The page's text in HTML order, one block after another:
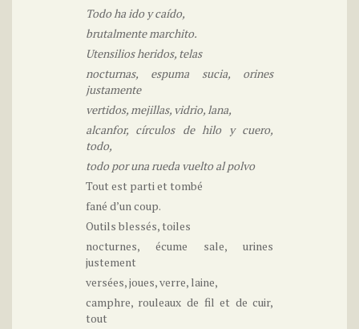
Todo ha ido y caído,
brutalmente marchito.
Utensilios heridos, telas
nocturnas, espuma sucia, orines
justamente
vertidos, mejillas, vidrio, lana,
alcanfor, círculos de hilo y cuero,
todo,
todo por una rueda vuelto al polvo
Tout est parti et tombé
fané d’un coup.
Outils blessés, toiles
nocturnes, écume sale, urines
justement
versées, joues, verre, laine,
camphre, rouleaux de fil et de cuir,
tout